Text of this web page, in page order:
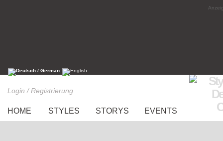
Login / Registrierung
HOME STYLES STORYS EVENTS